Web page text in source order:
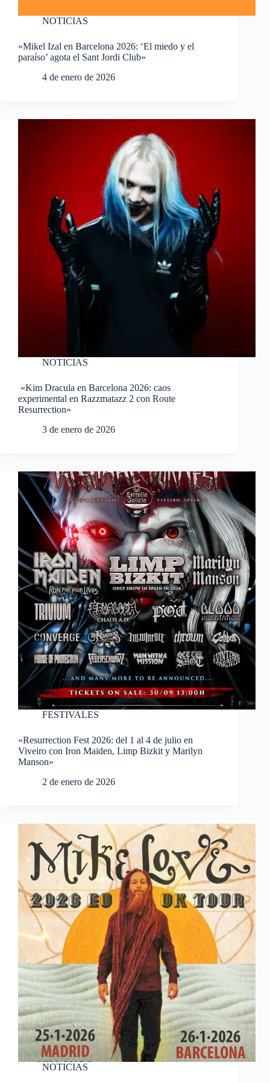
NOTICIAS
«Mikel Izal en Barcelona 2026: ‘El miedo y el
paraíso’ agota el Sant Jordi Club»
4 de enero de 2026
NOTICIAS
«Kim Dracula en Barcelona 2026: caos
experimental en Razzmatazz 2 con Route
Resurrection»
3 de enero de 2026
FESTIVALES
«Resurrection Fest 2026: del 1 al 4 de julio en
Viveiro con Iron Maiden, Limp Bizkit y Marilyn
Manson»
2 de enero de 2026
NOTICIAS